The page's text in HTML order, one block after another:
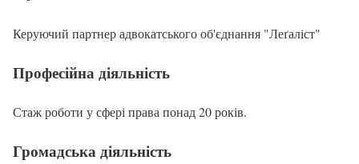
Керуючий партнер адвокатського об'єднання "Леґаліст"
Професійна діяльність
Стаж роботи у сфері права понад 20 років.
Громадська діяльність